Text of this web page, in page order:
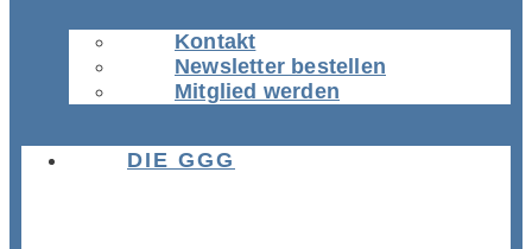
Kontakt
Newsletter bestellen
Mitglied werden
DIE GGG